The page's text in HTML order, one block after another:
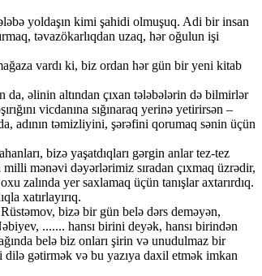
yoldaşın kimi şahidi olmuşuq. Adi bir insan
təvazökarlıqdan uzaq, hər oğulun işi
vardı ki, biz ordan hər gün bir yeni kitab
əlinin altından çıxan tələbələrin də bilmirlər
vicdanına sığınaraq yerinə yetirirsən –
adının təmizliyini, şərəfini qorumaq sənin üçün
bizə yaşatdıqları gərgin anlar tez-tez
milli mənəvi dəyərlərimiz sıradan çıxmaq üzrədir,
zalında yer saxlamaq üçün tanışlar axtarırdıq.
xatırlayırıq.
bizə bir gün belə dərs deməyən,
....... hansı birini deyək, hansı birindən
belə biz onları şirin və unudulmaz bir
dilə gətirmək və bu yazıya daxil etmək imkan